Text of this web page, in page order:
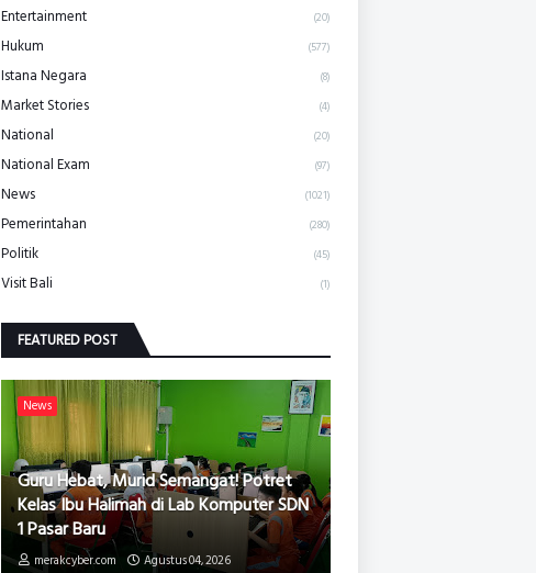
Entertainment (20)
Hukum (577)
Istana Negara (8)
Market Stories (4)
National (20)
National Exam (97)
News (1021)
Pemerintahan (280)
Politik (45)
Visit Bali (1)
FEATURED POST
News
Guru Hebat, Murid Semangat! Potret
Kelas Ibu Halimah di Lab Komputer SDN
1 Pasar Baru
merakcyber.com Agustus 04, 2026